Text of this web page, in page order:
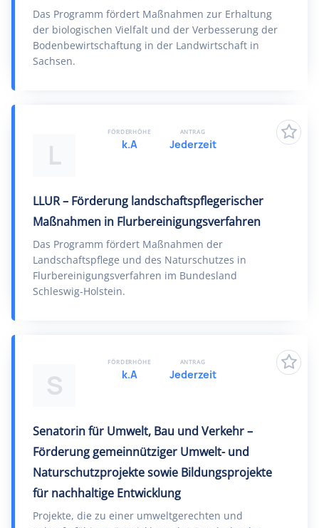
Das Programm fördert Maßnahmen zur Erhaltung
der biologischen Vielfalt und der Verbesserung der
Bodenbewirtschaftung in der Landwirtschaft in
Sachsen.
L
LLUR – Förderung landschaftspflegerischer
Maßnahmen in Flurbereinigungsverfahren
Das Programm fördert Maßnahmen der
Landschaftspflege und des Naturschutzes in
Flurbereinigungsverfahren im Bundesland
Schleswig-Holstein.
FÖRDERHÖHE
k.A
ANTRAG
Jederzeit
S
Senatorin für Umwelt, Bau und Verkehr –
Förderung gemeinnütziger Umwelt- und
Naturschutzprojekte sowie Bildungsprojekte
für nachhaltige Entwicklung
Projekte, die zu einer umweltgerechten und
FÖRDERHÖHE
k.A
ANTRAG
Jederzeit